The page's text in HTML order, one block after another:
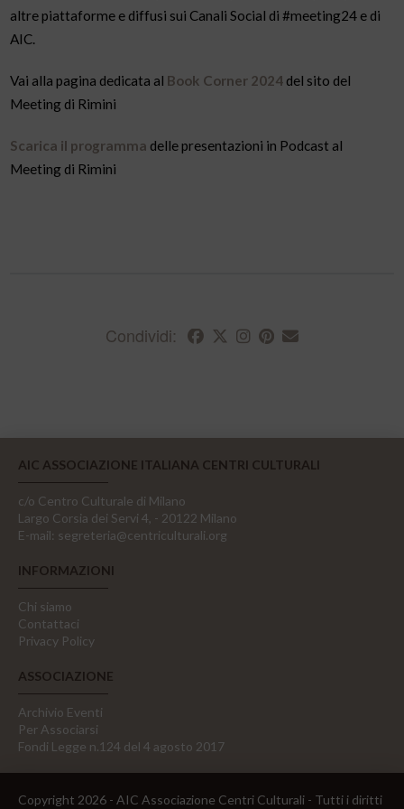
altre piattaforme e diffusi sui Canali Social di #meeting24 e di
AIC.
Vai alla pagina dedicata al Book Corner 2024 del sito del
Meeting di Rimini
Scarica il programma delle presentazioni in Podcast al
Meeting di Rimini
Condividi:
AIC ASSOCIAZIONE ITALIANA CENTRI CULTURALI
c/o Centro Culturale di Milano
Largo Corsia dei Servi 4, - 20122 Milano
E-mail: segreteria@centriculturali.org
INFORMAZIONI
Chi siamo
Contattaci
Privacy Policy
ASSOCIAZIONE
Archivio Eventi
Per Associarsi
Fondi Legge n.124 del 4 agosto 2017
Copyright 2026 - AIC Associazione Centri Culturali - Tutti i diritti